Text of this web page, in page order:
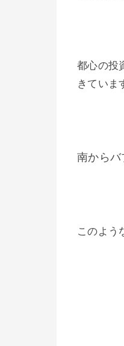
都心の投
きていま
南からバ
このよう